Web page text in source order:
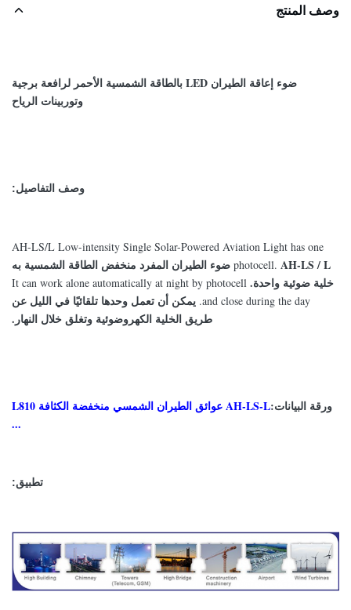
وصف المنتج
ضوء إعاقة الطيران LED بالطاقة الشمسية الأحمر لرافعة برجية
وتوربينات الرياح
وصف التفاصيل:
AH-LS/L Low-intensity Single Solar-Powered Aviation Light has one
photocell. AH-LS / L ضوء الطيران المفرد منخفض الطاقة الشمسية به
خلية ضوئية واحدة. It can work alone automatically at night by photocell
and close during the day. يمكن أن تعمل وحدها تلقائيًا في الليل عن
طريق الخلية الكهروضوئية وتغلق خلال النهار.
ورقة البيانات:
AH-LS-L عوائق الطيران الشمسي منخفضة الكثافة L810
...
تطبيق: